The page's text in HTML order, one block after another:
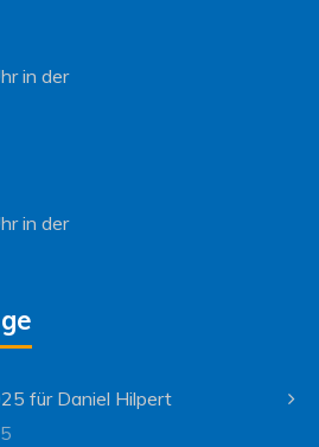
in der
in der
für Daniel Hilpert